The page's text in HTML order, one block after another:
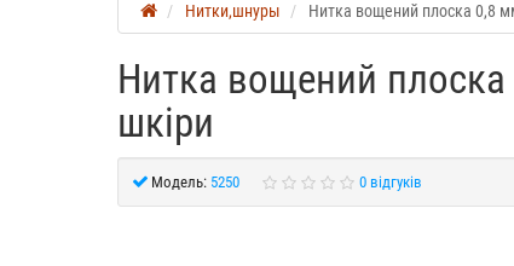
Нитки,шнуры Нитка вощений плоска 0,8
Нитка вощений
шкіри
Модель: 5250 0 відгуків